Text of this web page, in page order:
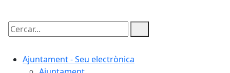
Cercar:
Ajuntament - Seu electrònica